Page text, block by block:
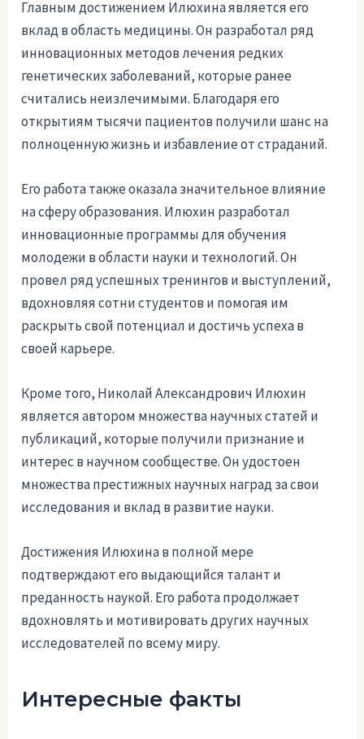
Главным достижением Илюхина является его
вклад в область медицины. Он разработал ряд
инновационных методов лечения редких
генетических заболеваний, которые ранее
считались неизлечимыми. Благодаря его
открытиям тысячи пациентов получили шанс на
полноценную жизнь и избавление от страданий.
Его работа также оказала значительное влияние
на сферу образования. Илюхин разработал
инновационные программы для обучения
молодежи в области науки и технологий. Он
провел ряд успешных тренингов и выступлений,
вдохновляя сотни студентов и помогая им
раскрыть свой потенциал и достичь успеха в
своей карьере.
Кроме того, Николай Александрович Илюхин
является автором множества научных статей и
публикаций, которые получили признание и
интерес в научном сообществе. Он удостоен
множества престижных научных наград за свои
исследования и вклад в развитие науки.
Достижения Илюхина в полной мере
подтверждают его выдающийся талант и
преданность наукой. Его работа продолжает
вдохновлять и мотивировать других научных
исследователей по всему миру.
Интересные факты